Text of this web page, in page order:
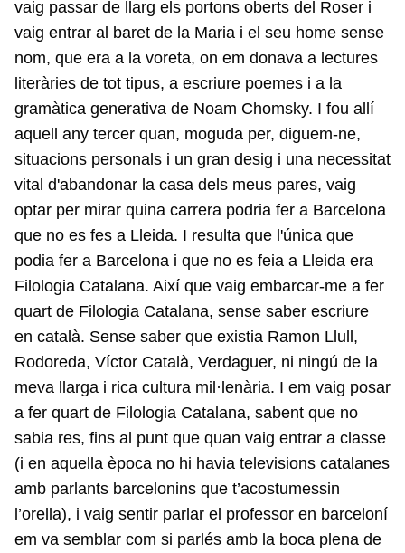
vaig passar de llarg els portons oberts del Roser i
vaig entrar al baret de la Maria i el seu home sense
nom, que era a la voreta, on em donava a lectures
literàries de tot tipus, a escriure poemes i a la
gramàtica generativa de Noam Chomsky. I fou allí
aquell any tercer quan, moguda per, diguem-ne,
situacions personals i un gran desig i una necessitat
vital d'abandonar la casa dels meus pares, vaig
optar per mirar quina carrera podria fer a Barcelona
que no es fes a Lleida. I resulta que l'única que
podia fer a Barcelona i que no es feia a Lleida era
Filologia Catalana. Així que vaig embarcar-me a fer
quart de Filologia Catalana, sense saber escriure
en català. Sense saber que existia Ramon Llull,
Rodoreda, Víctor Català, Verdaguer, ni ningú de la
meva llarga i rica cultura mil·lenària. I em vaig posar
a fer quart de Filologia Catalana, sabent que no
sabia res, fins al punt que quan vaig entrar a classe
(i en aquella època no hi havia televisions catalanes
amb parlants barcelonins que t’acostumessin
l’orella), i vaig sentir parlar el professor en barceloní
em va semblar com si parlés amb la boca plena de